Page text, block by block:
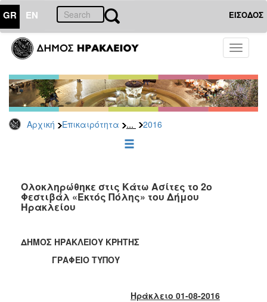
GR EN ΕΙΣΟΔΟΣ
Toggle
Αρχική Επικαιρότητα ... 2016
ΕΠΙΚΑΙΡΟΤΗΤΑ
Τύπου
Αρχείο
2026
2025
2022
2021
2019
2018
Ολοκληρώθηκε στις Κάτω Ασίτες το 2ο
Φεστιβάλ «Εκτός Πόλης» του Δήμου
Ηρακλείου
ΔΗΜΟΣ ΗΡΑΚΛΕΙΟΥ ΚΡΗΤΗΣ
ΓΡΑΦΕΙΟ ΤΥΠΟΥ
Ηράκλειο 01-08-2016